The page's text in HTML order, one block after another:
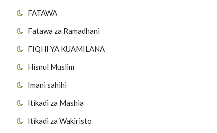
FATAWA
Fatawa za Ramadhani
FIQHI YA KUAMILANA
Hisnul Muslim
Imani sahihi
Itikadi za Mashia
Itikadi za Wakiristo